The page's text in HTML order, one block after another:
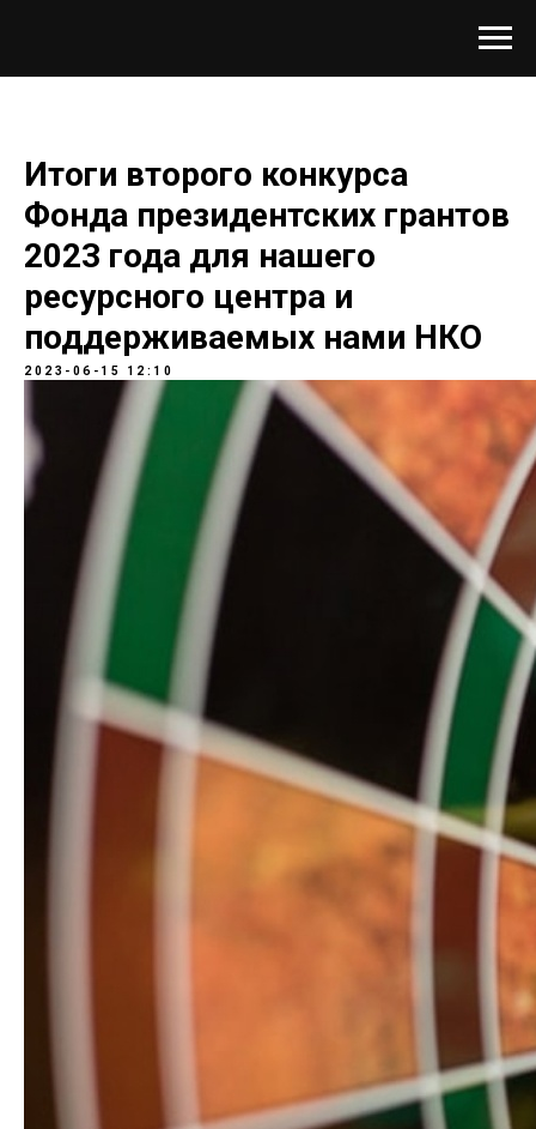
Итоги второго конкурса
Фонда президентских грантов
2023 года для нашего
ресурсного центра и
поддерживаемых нами НКО
2023-06-15 12:10